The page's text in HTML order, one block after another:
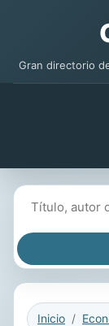
Gran directorio
Inicio